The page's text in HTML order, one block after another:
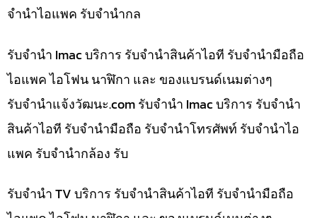
จำนำไอแพค รับจำนำกล
รับจำนำ Imac บริการ รับจำนำสินค้าไอที รับจำนำมือถือ
ไอแพค ไอโฟน นาฬิกา และ ของแบรนด์เนมต่างๆ
รับจํานําแจ้งวัฒนะ.com รับจำนำ Imac บริการ รับจำนำ
สินค้าไอที รับจำนำมือถือ รับจำนำโทรศัพท์ รับจำนำไอ
แพค รับจำนำกล้อง รับ
รับจำนำ TV บริการ รับจำนำสินค้าไอที รับจำนำมือถือ